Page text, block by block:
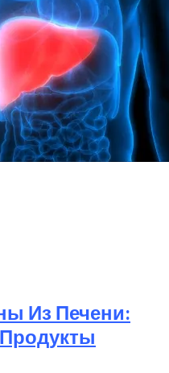
Из Печени: